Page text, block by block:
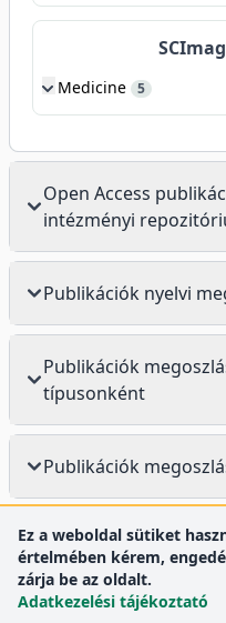
Medicine 5
Open Access
intézményi
Publikációk nyelvi
Publikációk
típusonként
Publikációk
Ez a weboldal sütiket
értelmében kérem,
zárja be az oldalt.
Adatkezelési tájékoztató